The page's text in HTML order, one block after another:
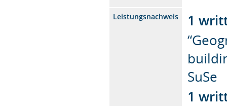
Leistungsnachweis
1
SuSe
1